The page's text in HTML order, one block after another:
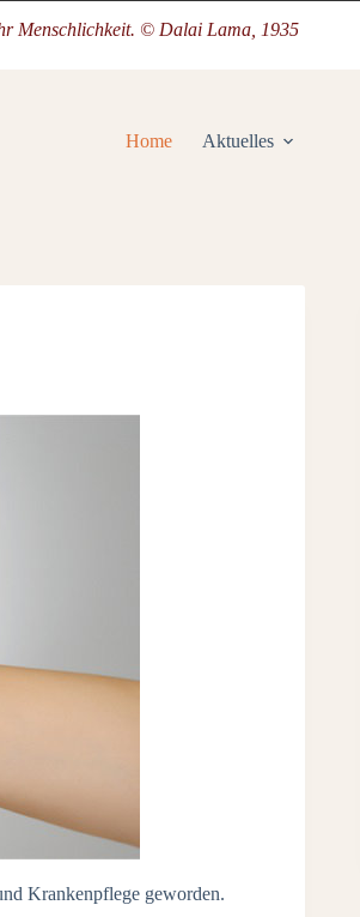
Menschlichkeit. © Dalai Lama, 1935
Home Aktuelles
Krankenpflege geworden.